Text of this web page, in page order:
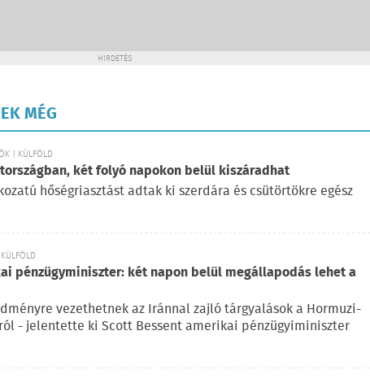
HIRDETÉS
MÉG
| KÜLFÖLD
két folyó napokon belül kiszáradhat
hőségriasztást adtak ki szerdára és csütörtökre egész
pénzügyminiszter: két napon belül megállapodás lehet a
vezethetnek az Iránnal zajló tárgyalások a Hormuzi-
- jelentette ki Scott Bessent amerikai pénzügyiminiszter